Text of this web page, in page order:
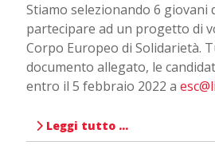
Stiamo selezionando 6 giovani
partecipare ad un progetto di
Corpo Europeo di Solidarietà.
documento allegato, le
entro il 5 febbraio 2022 a
Leggi tutto …